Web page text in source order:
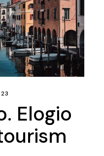
Elogio